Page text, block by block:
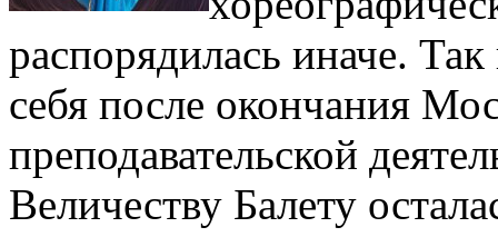
распорядилась иначе.
себя после окончания
преподавательской
Величеству Балету